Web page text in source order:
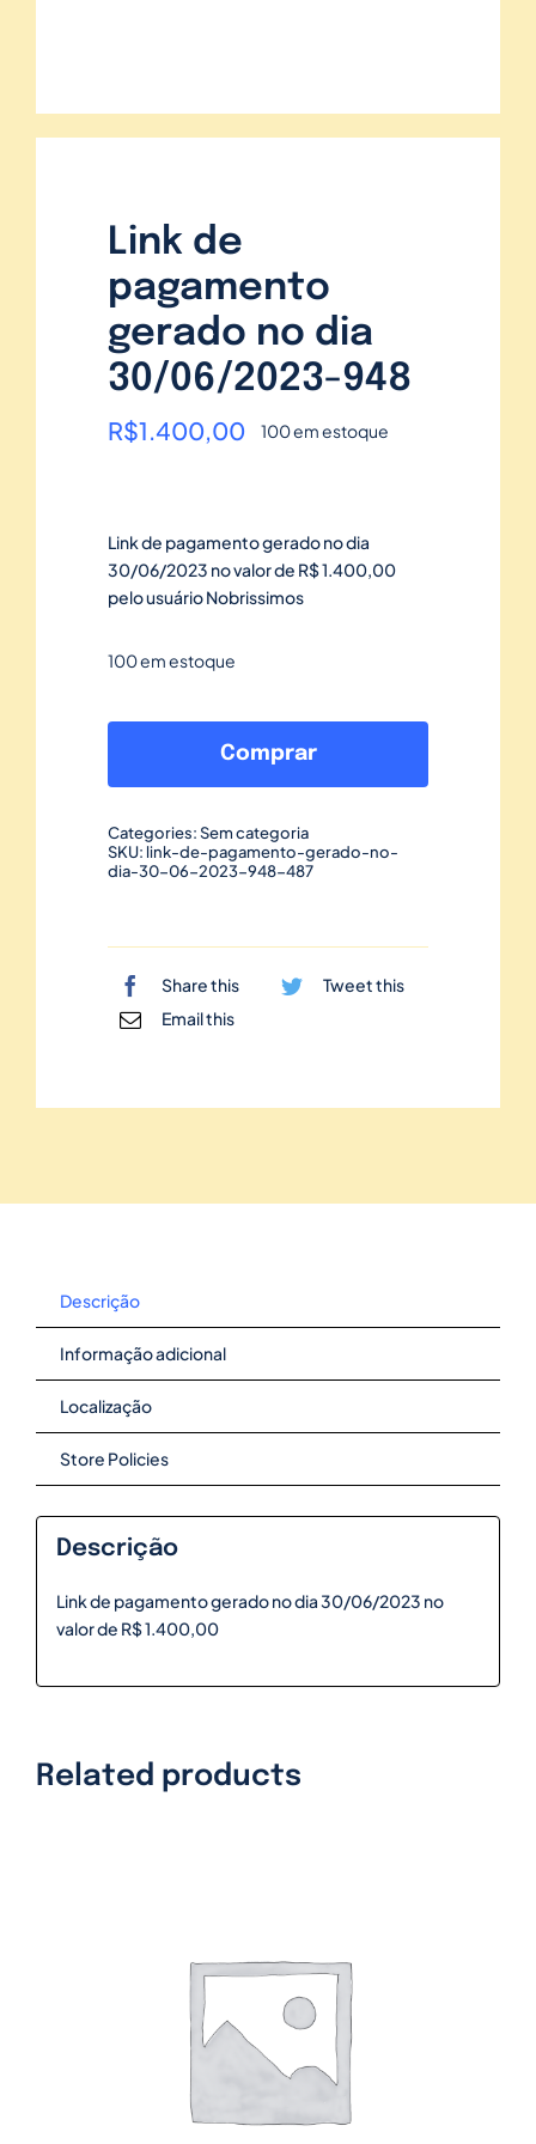
Link de
pagamento
gerado no dia
30/06/2023-948
R$1.400,00 100 em estoque
Link de pagamento gerado no dia
30/06/2023 no valor de R$ 1.400,00
pelo usuário Nobrissimos
100 em estoque
de
no
dia
quantidade
Comprar
Categories:Sem categoria
SKU: link-de-pagamento-gerado-no-
dia-30-06-2023-948-487
Share this
Tweet this
Email this
Descrição
Informação adicional
Localização
Store Policies
Descrição
Link de pagamento gerado no dia 30/06/2023 no
valor de R$ 1.400,00
Related products